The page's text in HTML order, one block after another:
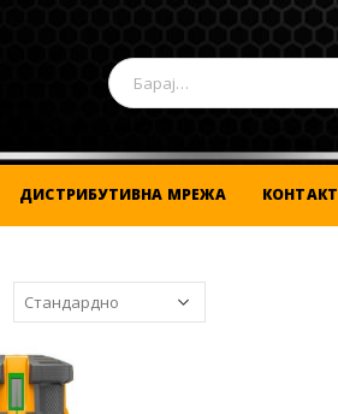
ДИСТРИБУТИВНА МРЕЖА КОНТАКТ